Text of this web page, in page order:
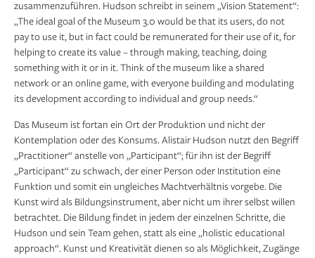
zusammenzuführen. Hudson schreibt in seinem „Vision Statement“:
„The ideal goal of the Museum 3.0 would be that its users, do not
pay to use it, but in fact could be remunerated for their use of it, for
helping to create its value – through making, teaching, doing
something with it or in it. Think of the museum like a shared
network or an online game, with everyone building and modulating
its development according to individual and group needs.“
Das Museum ist fortan ein Ort der Produktion und nicht der
Kontemplation oder des Konsums. Alistair Hudson nutzt den Begriff
„Practitioner“ anstelle von „Participant“; für ihn ist der Begriff
„Participant“ zu schwach, der einer Person oder Institution eine
Funktion und somit ein ungleiches Machtverhältnis vorgebe. Die
Kunst wird als Bildungsinstrument, aber nicht um ihrer selbst willen
betrachtet. Die Bildung findet in jedem der einzelnen Schritte, die
Hudson und sein Team gehen, statt als eine „holistic educational
approach“. Kunst und Kreativität dienen so als Möglichkeit, Zugänge